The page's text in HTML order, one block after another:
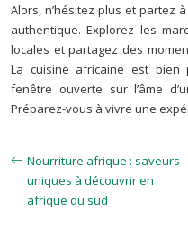
Alors, n’hésitez plus et partez
authentique. Explorez les
locales et partagez des
La cuisine africaine est bien
fenêtre ouverte sur l’âme
Préparez-vous à vivre une
Nourriture afrique : saveurs
uniques à découvrir en
afrique du sud